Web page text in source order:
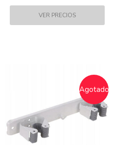
Agotado